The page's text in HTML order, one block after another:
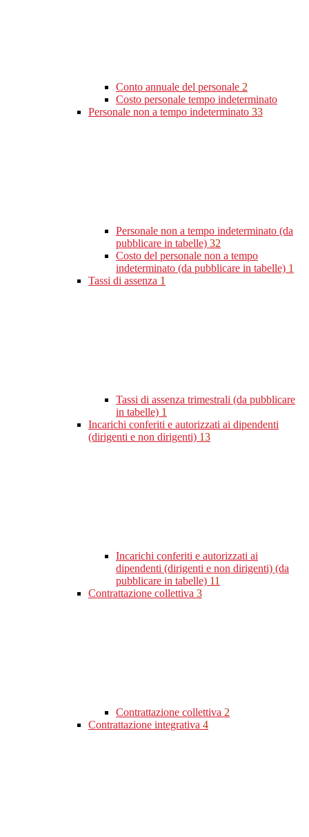
Conto annuale del personale 2
Costo personale tempo indeterminato
Personale non a tempo indeterminato 33
Personale non a tempo indeterminato (da
pubblicare in tabelle) 32
Costo del personale non a tempo
indeterminato (da pubblicare in tabelle) 1
Tassi di assenza 1
Tassi di assenza trimestrali (da pubblicare
in tabelle) 1
Incarichi conferiti e autorizzati ai dipendenti
(dirigenti e non dirigenti) 13
Incarichi conferiti e autorizzati ai
dipendenti (dirigenti e non dirigenti) (da
pubblicare in tabelle) 11
Contrattazione collettiva 3
Contrattazione collettiva 2
Contrattazione integrativa 4